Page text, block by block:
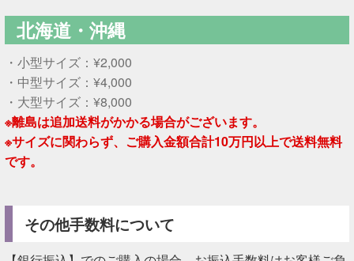
北海道・沖縄
・小型サイズ：¥2,000
・中型サイズ：¥4,000
・大型サイズ：¥8,000
※離島は追加送料がかかる場合がございます。
※サイズに関わらず、ご購入金額合計10万円以上で送料無料
です。
その他手数料について